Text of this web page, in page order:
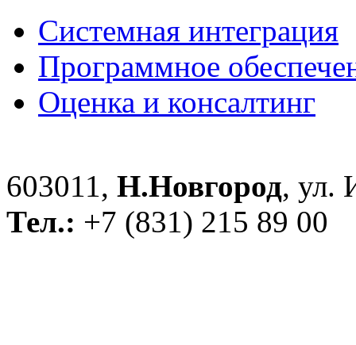
Системная интеграция
Программное
Оценка и консалтинг
603011, Н.Новгород, ул.
Тел.: +7 (831) 215 89 00